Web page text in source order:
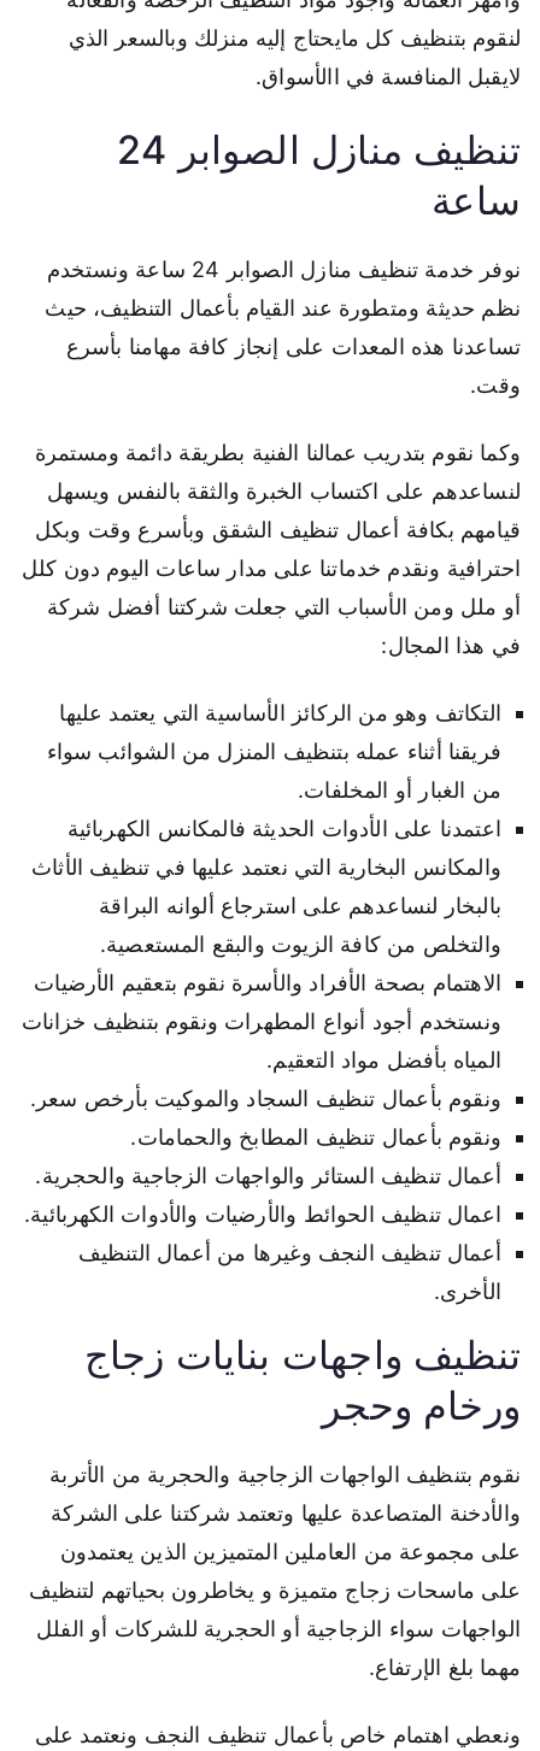
لنقوم بتنظيف كل مايحتاج إليه منزلك وبالسعر الذي
لايقبل المنافسة في االأسواق.
تنظيف منازل الصوابر 24
ساعة
نوفر خدمة تنظيف منازل الصوابر 24 ساعة ونستخدم
نظم حديثة ومتطورة عند القيام بأعمال التنظيف، حيث
تساعدنا هذه المعدات على إنجاز كافة مهامنا بأسرع
وقت.
وكما نقوم بتدريب عمالنا الفنية بطريقة دائمة ومستمرة
لنساعدهم على اكتساب الخبرة والثقة بالنفس ويسهل
قيامهم بكافة أعمال تنظيف الشقق وبأسرع وقت وبكل
احترافية ونقدم خدماتنا على مدار ساعات اليوم دون كلل
أو ملل ومن الأسباب التي جعلت شركتنا أفضل شركة
في هذا المجال:
التكاتف وهو من الركائز الأساسية التي يعتمد عليها
فريقنا أثناء عمله بتنظيف المنزل من الشوائب سواء
من الغبار أو المخلفات.
اعتمدنا على الأدوات الحديثة فالمكانس الكهربائية
والمكانس البخارية التي نعتمد عليها في تنظيف الأثاث
بالبخار لنساعدهم على استرجاع ألوانه البراقة
والتخلص من كافة الزيوت والبقع المستعصية.
الاهتمام بصحة الأفراد والأسرة نقوم بتعقيم الأرضيات
ونستخدم أجود أنواع المطهرات ونقوم بتنظيف خزانات
المياه بأفضل مواد التعقيم.
ونقوم بأعمال تنظيف السجاد والموكيت بأرخص سعر.
ونقوم بأعمال تنظيف المطابخ والحمامات.
أعمال تنظيف الستائر والواجهات الزجاجية والحجرية.
اعمال تنظيف الحوائط والأرضيات والأدوات الكهربائية.
أعمال تنظيف النجف وغيرها من أعمال التنظيف
الأخرى.
تنظيف واجهات بنايات زجاج
ورخام وحجر
نقوم بتنظيف الواجهات الزجاجية والحجرية من الأتربة
والأدخنة المتصاعدة عليها وتعتمد شركتنا على الشركة
على مجموعة من العاملين المتميزين الذين يعتمدون
على ماسحات زجاج متميزة و يخاطرون بحياتهم لتنظيف
الواجهات سواء الزجاجية أو الحجرية للشركات أو الفلل
مهما بلغ الإرتفاع.
ونعطي اهتمام خاص بأعمال تنظيف النجف ونعتمد على